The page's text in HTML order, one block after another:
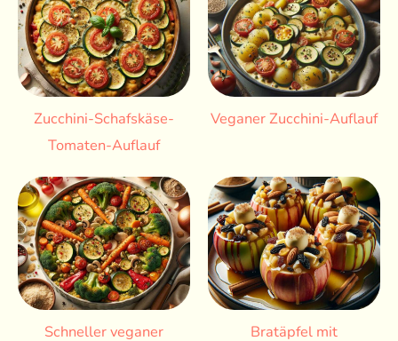
Zucchini-Schafskäse-
Tomaten-Auflauf
Veganer Zucchini-Auflauf
Schneller veganer
Bratäpfel mit